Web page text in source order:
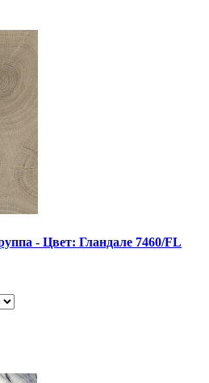
- Цвет: Гландале 7460/FL